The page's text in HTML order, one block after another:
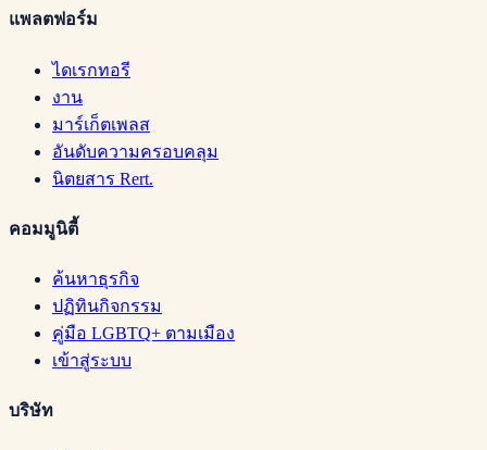
แพลตฟอร์ม
ไดเรกทอรี
งาน
มาร์เก็ตเพลส
อันดับความครอบคลุม
นิตยสาร Rert.
คอมมูนิตี้
ค้นหาธุรกิจ
ปฏิทินกิจกรรม
คู่มือ LGBTQ+ ตามเมือง
เข้าสู่ระบบ
บริษัท